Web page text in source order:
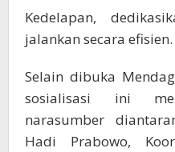
Kedelapan,
jalankan secara efisien.
Selain dibuka
sosialisasi ini
narasumber
Hadi Prabowo,